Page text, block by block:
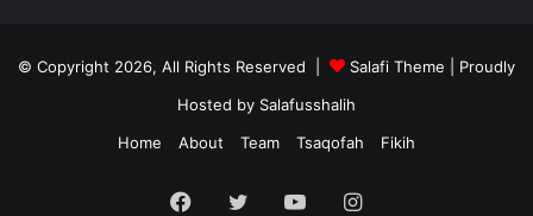
© Copyright 2026, All Rights Reserved | Salafi Theme | Proudly
Hosted by Salafusshalih
Home
About Team Tsaqofah Fikih
Facebook
Twitter YouTubeInstagram